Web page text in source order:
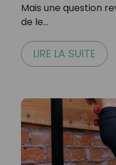
Mais une question
de le…
LIRE LA SUITE